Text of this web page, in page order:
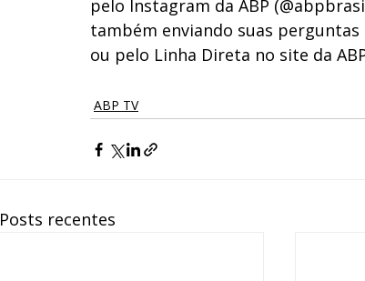
pelo Instagram da ABP (
também enviando suas
ou pelo Linha Direta no site da
ABP TV
Posts recentes